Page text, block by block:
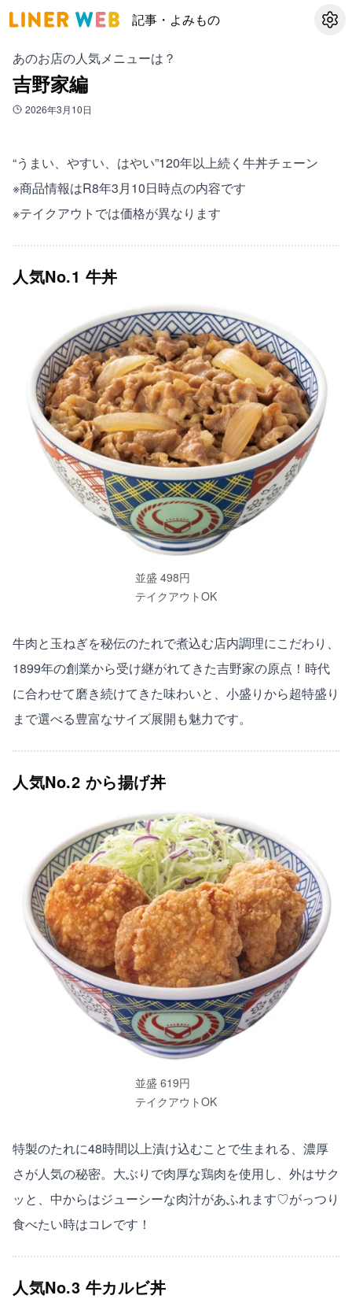
記事・よみもの 設定
あのお店の人気メニューは？
吉野家編
2026年3月10日
“うまい、やすい、はやい”120年以上続く牛丼チェーン
※商品情報はR8年3月10日時点の内容です
※テイクアウトでは価格が異なります
人気No.1 牛丼
並盛 498円
テイクアウトOK
牛肉と玉ねぎを秘伝のたれで煮込む店内調理にこだわり、
1899年の創業から受け継がれてきた吉野家の原点！時代
に合わせて磨き続けてきた味わいと、小盛りから超特盛り
まで選べる豊富なサイズ展開も魅力です。
人気No.2 から揚げ丼
並盛 619円
テイクアウトOK
特製のたれに48時間以上漬け込むことで生まれる、濃厚
さが人気の秘密。大ぶりで肉厚な鶏肉を使用し、外はサク
ッと、中からはジューシーな肉汁があふれます♡がっつり
食べたい時はコレです！
人気No.3 牛カルビ丼